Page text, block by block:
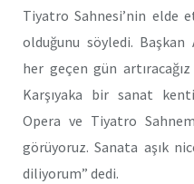
Tiyatro Sahnesi’nin elde
olduğunu söyledi.
her geçen gün
Karşıyaka bir sanat
Opera ve Tiyatro
görüyoruz. Sanata aşık
diliyorum” dedi.